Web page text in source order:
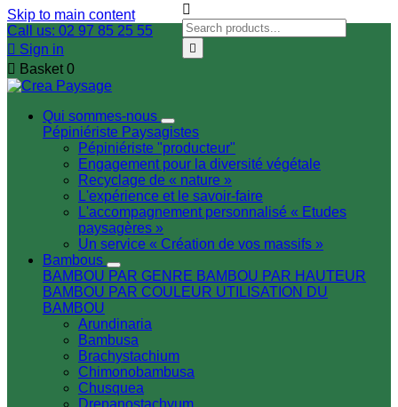
Skip to main content
Call us: 02 97 85 25 55
 Sign in
 Basket 0
Qui sommes-nous
Pépiniériste Paysagistes
Pépiniériste "producteur"
Engagement pour la diversité végétale
Recyclage de « nature »
L'expérience et le savoir-faire
L'accompagnement personnalisé « Etudes
paysagères »
Un service « Création de vos massifs »
Bambous
BAMBOU PAR GENRE BAMBOU PAR HAUTEUR
BAMBOU PAR COULEUR UTILISATION DU
BAMBOU
Arundinaria
Bambusa
Brachystachium
Chimonobambusa
Chusquea
Drepanostachyum

